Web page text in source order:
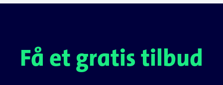
Få et gratis tilbud